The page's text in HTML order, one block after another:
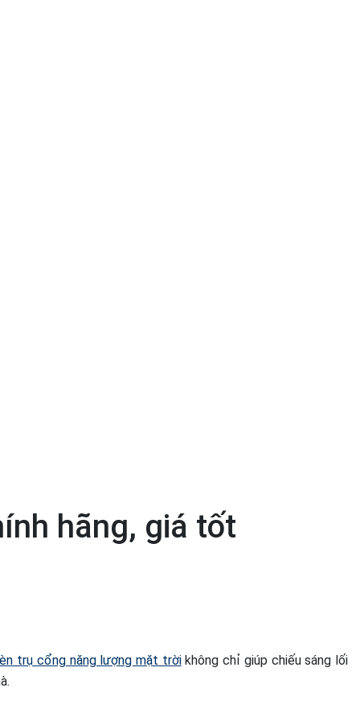
hãng, giá tốt
trụ cổng năng lượng mặt trờikhông chỉ giúp chiếu sáng lối